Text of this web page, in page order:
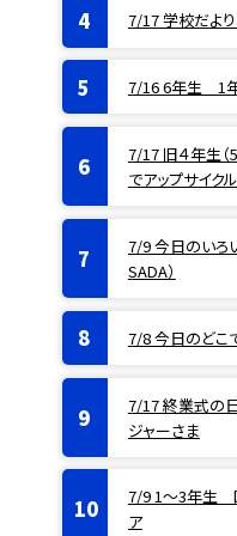
7/17 学校だよ
7/16 6年生 1
7/17 旧４年生（
でアップサイク
7/9 今日のいろ
SADA）
7/8 今日のどこ
7/17 終業式の
ジャーさま
7/9 1〜3年生
ア